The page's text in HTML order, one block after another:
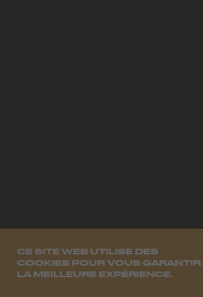
CE SITE WEB UTILISE DES
COOKIES POUR VOUS GARANTIR
LA MEILLEURE EXPÉRIENCE.